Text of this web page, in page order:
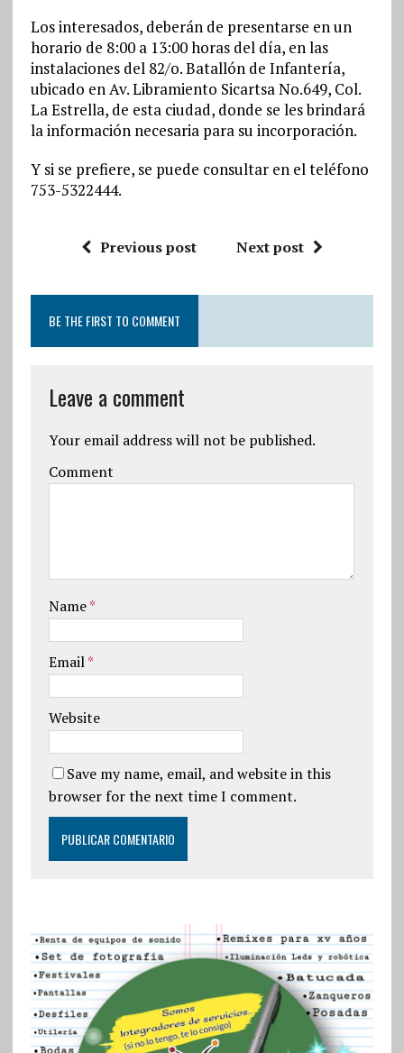
Los interesados, deberán de presentarse en un
horario de 8:00 a 13:00 horas del día, en las
instalaciones del 82/o. Batallón de Infantería,
ubicado en Av. Libramiento Sicartsa No.649, Col.
La Estrella, de esta ciudad, donde se les brindará
la información necesaria para su incorporación.
Y si se prefiere, se puede consultar en el teléfono
753-5322444.
Previous post Next post
BE THE FIRST TO COMMENT
Leave a comment
Your email address will not be published.
Comment
Name*
Email*
Website
Save my name, email, and website in this
browser for the next time I comment.